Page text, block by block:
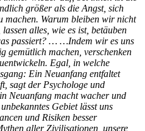
größer als die Angst, sich
machen. Warum bleiben wir nicht
alles, wie es ist, betäuben
passiert? … …Indem wir es uns
gemütlich machen, verschenken
Egal, in welche
Ein Neuanfang entfaltet
sagt der Psychologe und
Neuanfang macht wacher und
Gebiet lässt uns
und Risiken besser
aller Zivilisationen, unsere